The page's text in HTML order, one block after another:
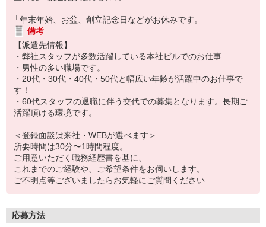
└年末年始、お盆、創立記念日などがお休みです。
備考
【派遣先情報】
・弊社スタッフが多数活躍している本社ビルでのお仕事
・男性の多い職場です。
・20代・30代・40代・50代と幅広い年齢が活躍中のお仕事で
す！
・60代スタッフの退職に伴う交代での募集となります。長期ご
活躍頂ける環境です。
＜登録面談は来社・WEBが選べます＞
所要時間は30分〜1時間程度。
ご用意いただく職務経歴書を基に、
これまでのご経験や、ご希望条件をお伺いします。
ご不明点等ございましたらお気軽にご質問ください
応募方法